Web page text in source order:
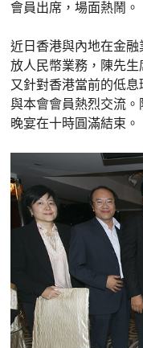
會員出席，場面熱鬧。
近日香港與內地在金
放人民幣業務，陳先生
又針對香港當前的低
與本會會員熱烈交流。
晚宴在十時圓滿結束。